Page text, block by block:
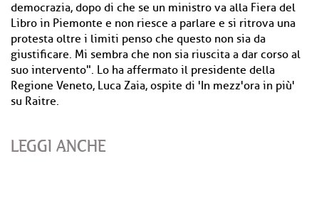
democrazia, dopo di che se un ministro va alla Fiera del
Libro in Piemonte e non riesce a parlare e si ritrova una
protesta oltre i limiti penso che questo non sia da
giustificare. Mi sembra che non sia riuscita a dar corso al
suo intervento". Lo ha affermato il presidente della
Regione Veneto, Luca Zaia, ospite di 'In mezz'ora in più'
su Raitre.
LEGGI ANCHE